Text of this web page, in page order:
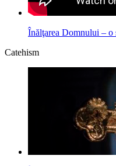
Înălţarea Domnului – o
Catehism